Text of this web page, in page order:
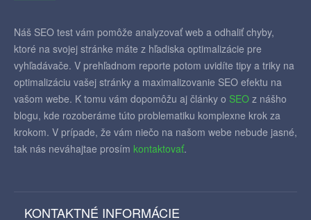
Náš SEO test vám pomôže analyzovať web a odhaliť chyby,
ktoré na svojej stránke máte z hľadiska optimalizácie pre
vyhľadávače. V prehľadnom reporte potom uvidíte tipy a triky na
optimalizáciu vašej stránky a maximalizovanie SEO efektu na
vašom webe. K tomu vám dopomôžu aj články o SEO z nášho
blogu, kde rozoberáme túto problematiku komplexne krok za
krokom. V prípade, že vám niečo na našom webe nebude jasné,
tak nás neváhajtae prosím kontaktovať.
KONTAKTNÉ INFORMÁCIE